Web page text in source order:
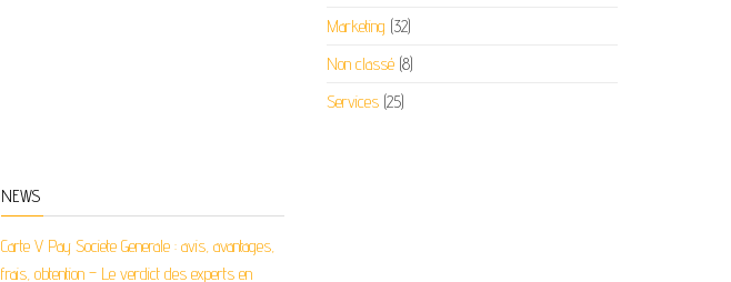
Marketing (32)
Non classé(8)
Services(25)
NEWS
Carte V Pay Societe Generale : avis, avantages,
frais, obtention – Le verdict des experts en